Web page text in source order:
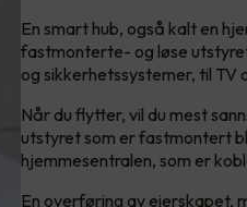
En smart hub, også kalt en
fastmonterte- og løse
og sikkerhetssystemer, til TV
Når du flytter, vil du mest
utstyret som er fastmontert
hjemmesentralen, som er
En overføring av eierskapet,